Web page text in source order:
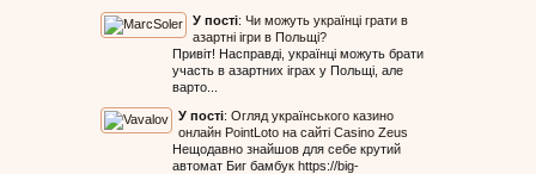
У пості: Чи можуть українці грати в
азартні ігри в Польщі?
Привіт! Насправді, українці можуть брати
участь в азартних іграх у Польщі, але
варто...
У пості: Огляд українського казино
онлайн PointLoto на сайті Casino Zeus
Нещодавно знайшов для себе крутий
автомат Биг бамбук https://big-